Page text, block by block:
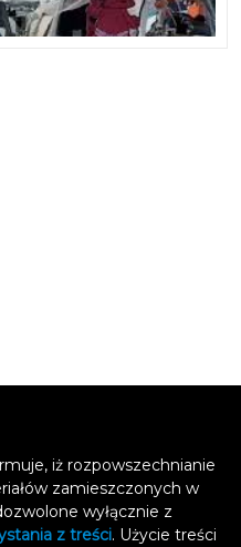
iż rozpowszechnianie
zamieszczonych w
wyłącznie z
z treści. Użycie treści